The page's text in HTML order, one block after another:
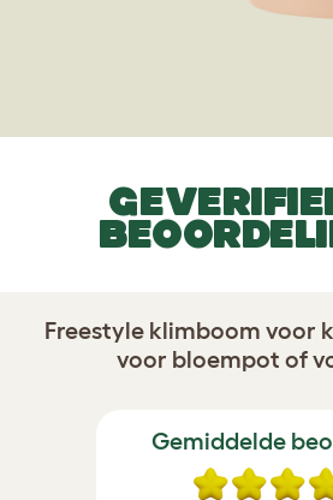
Freestyle klimboom voor
voor bloempot of
Gemiddelde